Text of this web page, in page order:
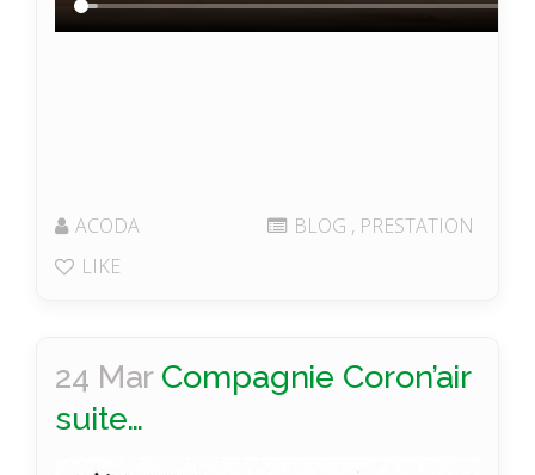
ACODA BLOG , PRESTATION
LIKE
24 MarCompagnie Coron’air
suite…